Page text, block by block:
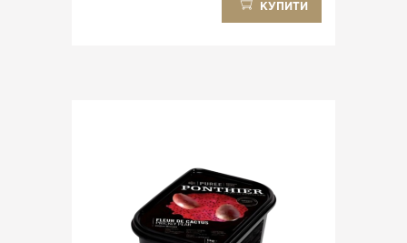
КУПИТИ